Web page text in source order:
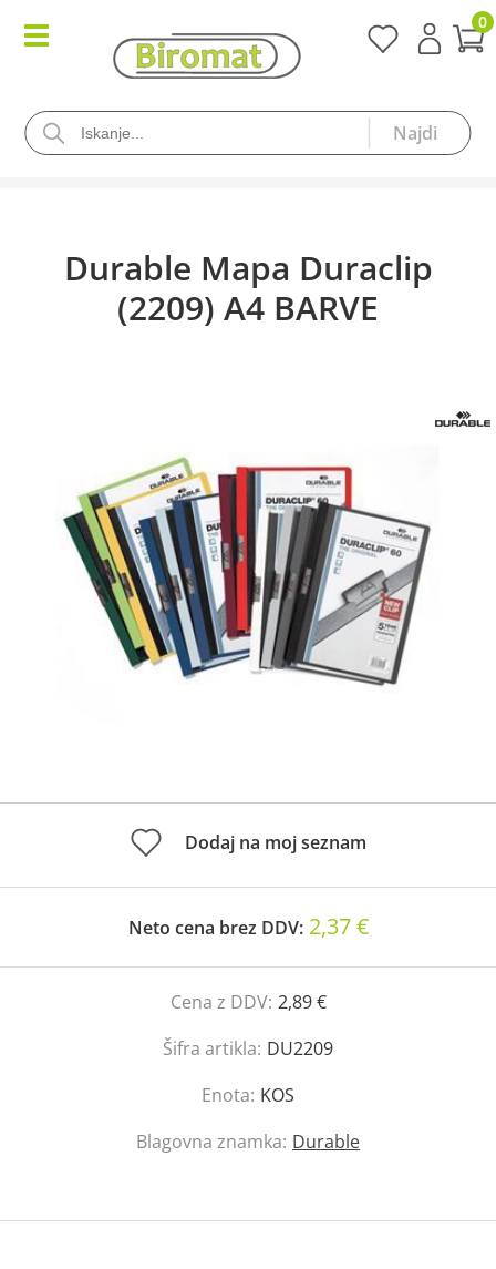
0
Durable Mapa Duraclip
(2209) A4 BARVE
Dodaj na moj seznam
Neto cena brez DDV: 2,37 €
Cena z DDV: 2,89 €
Šifra artikla: DU2209
Enota: KOS
Blagovna znamka: Durable